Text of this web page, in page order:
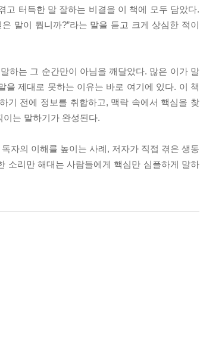
고 터득한 말 잘하는 비결을 이 책에 모두 담았다.
말이 뭡니까?”라는 말을 듣고 크게 상심한 적이
하는 그 순간만이 아님을 깨달았다. 많은 이가 말
제대로 못하는 이유는 바로 여기에 있다. 이 책
기 전에 정보를 취합하고, 맥락 속에서 핵심을 찾
는 말하기가 완성된다.
자의 이해를 높이는 사례, 저자가 직접 겪은 생동
소리만 해대는 사람들에게 핵심만 심플하게 말하